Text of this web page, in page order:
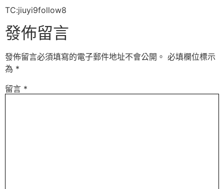
TC:jiuyi9follow8
發佈留言
發佈留言必須填寫的電子郵件地址不會公開。 必填欄位標示
為 *
留言 *